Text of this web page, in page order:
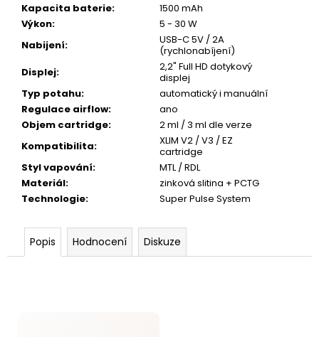
Kapacita baterie:
1500 mAh
Výkon:
5 - 30 W
Nabijení:
USB-C 5V / 2A
(rychlonabíjení)
Displej:
2,2" Full HD dotykový
displej
Typ potahu:
automatický i manuální
Regulace airflow:
ano
Objem cartridge:
2 ml / 3 ml dle verze
Kompatibilita:
XLIM V2 / V3 / EZ
cartridge
Styl vapování:
MTL / RDL
Materiál:
zinková slitina + PCTG
Technologie: Super Pulse System
Popis Hodnocení Diskuze
79
Kč
Původně:
169